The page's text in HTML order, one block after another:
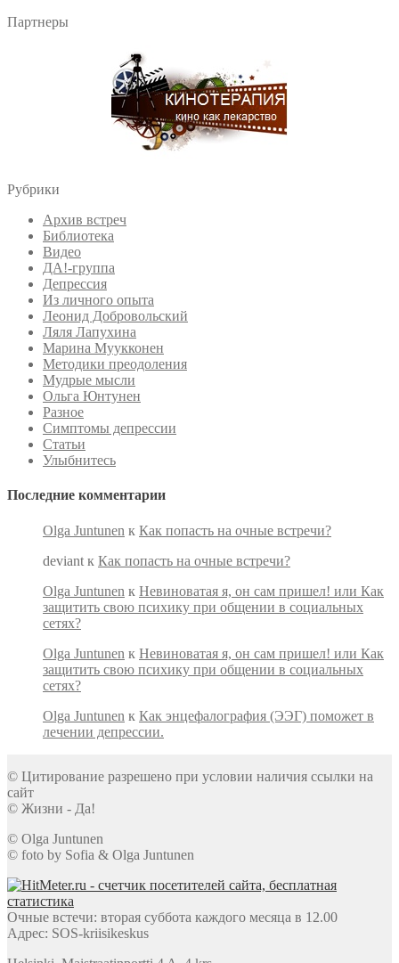
Партнеры
Рубрики
Архив встреч
Библиотека
Видео
ДА!-группа
Депрессия
Из личного опыта
Леонид Добровольский
Ляля Лапухина
Марина Муукконен
Методики преодоления
Мудрые мысли
Ольга Юнтунен
Разное
Симптомы депрессии
Статьи
Улыбнитесь
Последние комментарии
Olga Juntunen к Как попасть на очные встречи?
deviant к Как попасть на очные встречи?
Olga Juntunen к Невиноватая я, он сам пришел! или Как
защитить свою психику при общении в социальных
сетях?
Olga Juntunen к Невиноватая я, он сам пришел! или Как
защитить свою психику при общении в социальных
сетях?
Olga Juntunen к Как энцефалография (ЭЭГ) поможет в
лечении депрессии.
© Цитирование разрешено при условии наличия ссылки на
сайт
© Жизни - Да!
© Olga Juntunen
© foto by Sofia & Olga Juntunen
Очные встечи: вторая суббота каждого месяца в 12.00
Адрес: SOS-kriisikeskus